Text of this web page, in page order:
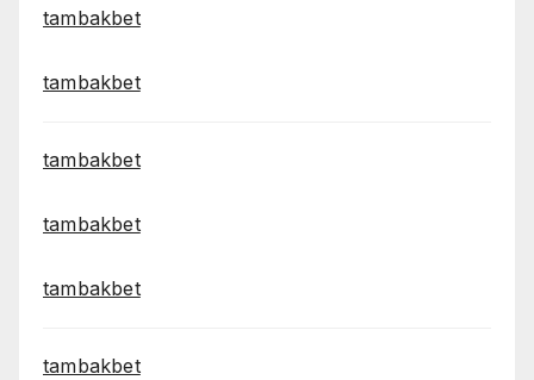
tambakbet
tambakbet
tambakbet
tambakbet
tambakbet
tambakbet